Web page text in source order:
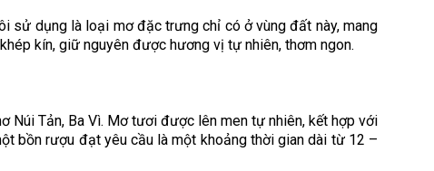
sử dụng là loại mơ đặc trưng chỉ có ở vùng đất này, mang
kín, giữ nguyên được hương vị tự nhiên, thơm ngon.
Tản, Ba Vì. Mơ tươi được lên men tự nhiên, kết hợp với
bồn rượu đạt yêu cầu là một khoảng thời gian dài từ 12 –